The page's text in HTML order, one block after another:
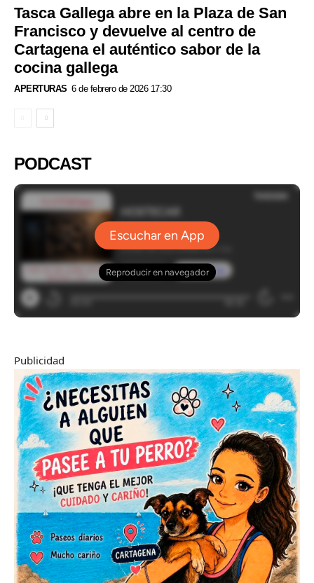
Tasca Gallega abre en la Plaza de San
Francisco y devuelve al centro de
Cartagena el auténtico sabor de la
cocina gallega
APERTURAS 6 de febrero de 2026 17:30
PODCAST
Publicidad